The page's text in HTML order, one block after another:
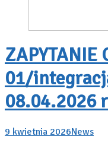
ZAPYTANIE
01/
08.04.2026
9 kwietnia 2026News